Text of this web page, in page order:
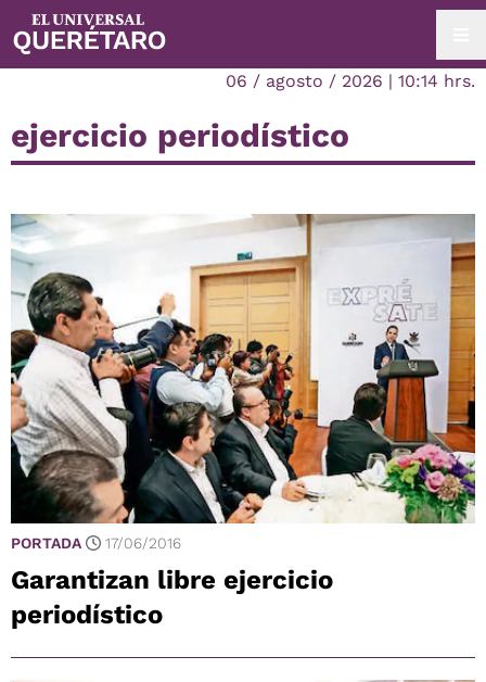
06 / agosto / 2026 | 10:14 hrs.
ejercicio periodístico
PORTADA 17/06/2016
Garantizan libre ejercicio
periodístico